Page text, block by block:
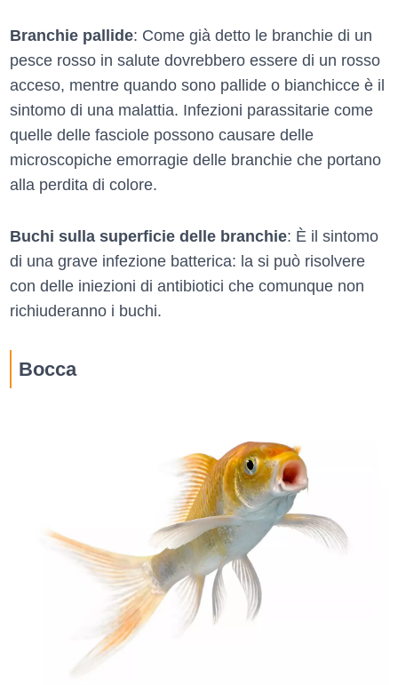
Branchie pallide: Come già detto le branchie di un
pesce rosso in salute dovrebbero essere di un rosso
acceso, mentre quando sono pallide o bianchicce è il
sintomo di una malattia. Infezioni parassitarie come
quelle delle fasciole possono causare delle
microscopiche emorragie delle branchie che portano
alla perdita di colore.
Buchi sulla superficie delle branchie: È il sintomo
di una grave infezione batterica: la si può risolvere
con delle iniezioni di antibiotici che comunque non
richiuderanno i buchi.
Bocca